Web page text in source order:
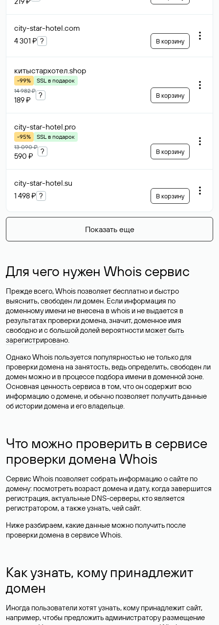
city-star-hotel.com
4 301 ₽ ? В корзину
китыстархотел.shop
-99%
SSL в подарок
14 982 ₽
189 ₽
? В корзину
city-star-hotel.pro
-95%
SSL в подарок
13 090 ₽
590 ₽
? В корзину
city-star-hotel.su
1 498 ₽ ? В корзину
Показать еще
Для чего нужен Whois сервис
Прежде всего, Whois позволяет бесплатно и быстро
выяснить, свободен ли домен. Если информация по
доменному имени не внесена в whois и не выдается в
результатах проверки домена, значит, доменное имя
свободно и с большой долей вероятности может быть
зарегистрировано.
Однако Whois пользуется популярностью не только для
проверки домена на занятость, ведь определить, свободен ли
домен можно и в процессе подбора имени в доменной зоне.
Основная ценность сервиса в том, что он содержит всю
информацию о домене, и обычно позволяет получить данные
об истории домена и его владельце.
Что можно проверить в сервисе
проверки домена Whois
Сервис Whois позволяет собрать информацию о сайте по
домену: посмотреть возраст домена и дату, когда завершится
регистрация, актуальные DNS-серверы, кто является
регистратором, а также узнать, чей сайт.
Ниже разбираем, какие данные можно получить после
проверки домена в сервисе Whois.
Как узнать, кому принадлежит
домен
Иногда пользователи хотят узнать, кому принадлежит сайт,
например, чтобы предложить администратору размещение